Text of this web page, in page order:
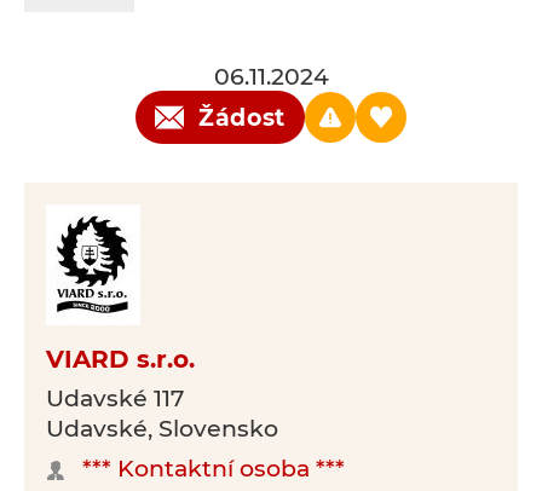
06.11.2024
Žádost
VIARD s.r.o.
Udavské 117
Udavské, Slovensko
*** Kontaktní osoba ***